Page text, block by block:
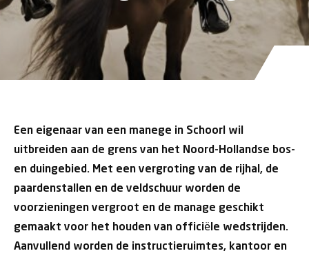
Een eigenaar van een manege in Schoorl wil
uitbreiden aan de grens van het Noord-Hollandse bos-
en duingebied. Met een vergroting van de rijhal, de
paardenstallen en de veldschuur worden de
voorzieningen vergroot en de manage geschikt
gemaakt voor het houden van officiële wedstrijden.
Aanvullend worden de instructieruimtes, kantoor en